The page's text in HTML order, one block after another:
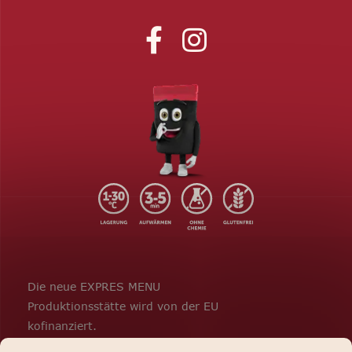
Die neue EXPRES MENU
Produktionsstätte wird von der EU
kofinanziert.